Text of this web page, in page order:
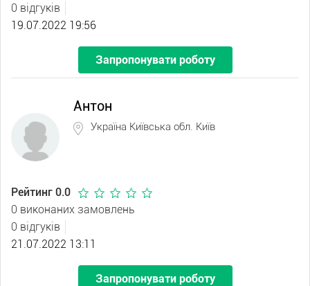
0 відгуків
19.07.2022 19:56
Запропонувати роботу
Антон
Україна Київська обл. Київ
Рейтинг 0.0
0 виконаних замовлень
0 відгуків
21.07.2022 13:11
Запропонувати роботу